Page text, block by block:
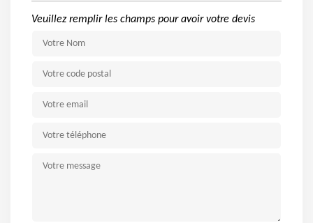
Veuillez remplir les champs pour avoir votre devis